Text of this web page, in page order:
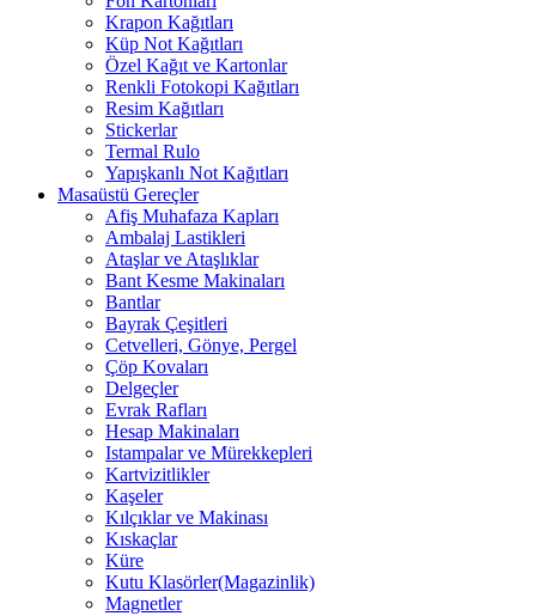
Krapon Kağıtları
Küp Not Kağıtları
Özel Kağıt ve Kartonlar
Renkli Fotokopi Kağıtları
Resim Kağıtları
Stickerlar
Termal Rulo
Yapışkanlı Not Kağıtları
Masaüstü Gereçler
Afiş Muhafaza Kapları
Ambalaj Lastikleri
Ataşlar ve Ataşlıklar
Bant Kesme Makinaları
Bantlar
Bayrak Çeşitleri
Cetvelleri, Gönye, Pergel
Çöp Kovaları
Delgeçler
Evrak Rafları
Hesap Makinaları
Istampalar ve Mürekkepleri
Kartvizitlikler
Kaşeler
Kılçıklar ve Makinası
Kıskaçlar
Küre
Kutu Klasörler(Magazinlik)
Magnetler